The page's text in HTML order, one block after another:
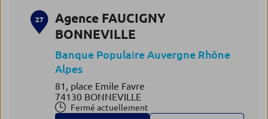
27
Agence FAUCIGNY
BONNEVILLE
Banque Populaire Auvergne Rhône
Alpes
81, place Emile Favre
74130 BONNEVILLE
Fermé actuellement